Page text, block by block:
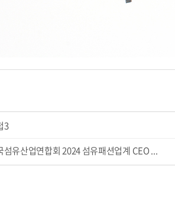
3
섬유산업연합회 2024 섬유패션업계 CEO ...